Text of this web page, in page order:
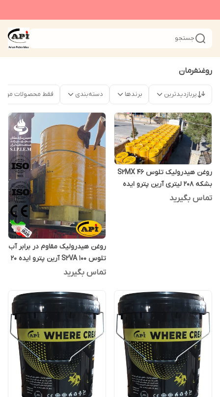
جستجو
روغنفرمان
پربازدیدترین برندها دسته‌بندی فقط محصولات
روغن هیدرولیک تلوس S2MX 46
بشکه 208 لیتری آرین پترو ایده
تماس بگیرید
روغن هیدرولیک مقاوم در برابر آب
تلوس S2VA 100 آرین پترو ایده 20
لیتری
تماس بگیرید